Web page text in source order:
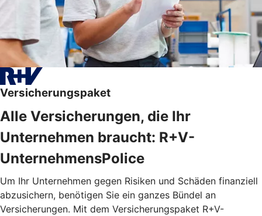
Versicherungspaket
Alle Versicherungen, die Ihr
Unternehmen braucht: R+V-
UnternehmensPolice
Um Ihr Unternehmen gegen Risiken und Schäden finanziell
abzusichern, benötigen Sie ein ganzes Bündel an
Versicherungen. Mit dem Versicherungspaket R+V-